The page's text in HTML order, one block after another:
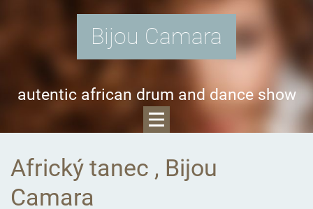
Bijou Camara
autentic african drum and dance show
Africký tanec , Bijou
Camara